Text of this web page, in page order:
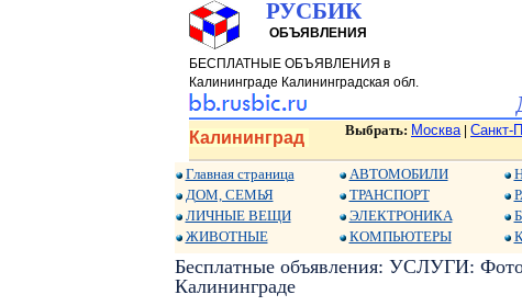
РУСБИК
ОБЪЯВЛЕНИЯ
БЕСПЛАТНЫЕ ОБЪЯВЛЕНИЯ в
Калининграде Калининградская обл.
Калининград Выбрать: Москва| Санкт-
Главная страница
ДОМ, СЕМЬЯ
ЛИЧНЫЕ ВЕЩИ
ЖИВОТНЫЕ
АВТОМОБИЛИ
ТРАНСПОРТ
ЭЛЕКТРОНИКА
КОМПЬЮТЕРЫ
Бесплатные объявления: УСЛУГИ:
Калининграде